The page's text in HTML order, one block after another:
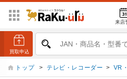
来店
トップ > テレビ・レコーダー > VR